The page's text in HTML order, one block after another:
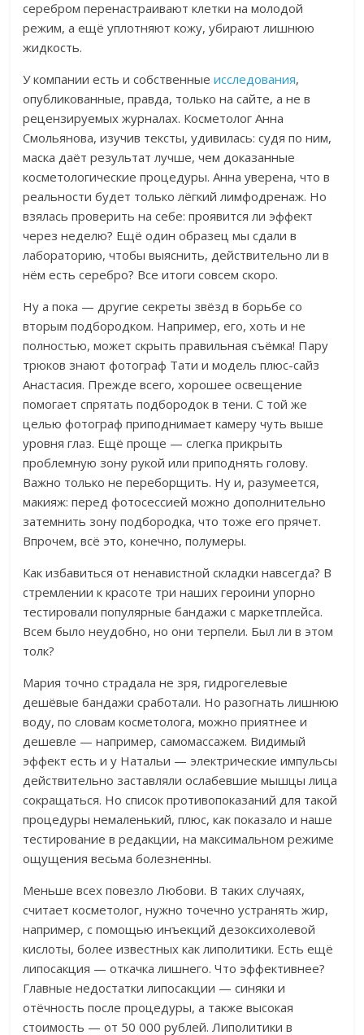
серебром перенастраивают клетки на молодой
режим, а ещё уплотняют кожу, убирают лишнюю
жидкость.
У компании есть и собственныеисследования,
опубликованные, правда, только на сайте, а не в
рецензируемых журналах. Косметолог Анна
Смольянова, изучив тексты, удивилась: судя по ним,
маска даёт результат лучше, чем доказанные
косметологические процедуры.Анна уверена, что в
реальности будет только лёгкий лимфодренаж. Но
взялась проверить на себе: проявится ли эффект
через неделю? Ещё один образец мы сдали в
лабораторию, чтобы выяснить, действительно ли в
нём есть серебро? Все итоги совсем скоро.
Ну а пока — другие секреты звёзд в борьбе со
вторым подбородком. Например, его, хоть и не
полностью, может скрыть правильная съёмка! Пару
трюков знают фотограф Тати и модель плюс-сайз
Анастасия. Прежде всего, хорошее освещение
помогает спрятать подбородок в тени. С той же
целью фотограф приподнимает камеру чуть выше
уровня глаз. Ещё проще — слегка прикрыть
проблемную зону рукой или приподнять голову.
Важно только не переборщить. Ну и, разумеется,
макияж: перед фотосессией можно дополнительно
затемнить зону подбородка, что тоже его прячет.
Впрочем, всё это, конечно, полумеры.
Как избавиться от ненавистной складки навсегда? В
стремлении к красоте три нашихгероини упорно
тестировали популярные бандажи с маркетплейса.
Всем было неудобно, но они терпели. Был ли в этом
толк?
Мария точно страдала не зря, гидрогелевые
дешёвые бандажи сработали. Но разогнать лишнюю
воду, по словам косметолога, можно приятнее и
дешевле — например, самомассажем. Видимый
эффект есть и у Натальи — электрические импульсы
действительно заставляли ослабевшие мышцы лица
сокращаться. Но список противопоказаний для такой
процедуры немаленький, плюс, как показало и наше
тестирование в редакции, на максимальном режиме
ощущения весьма болезненны.
Меньше всех повезло Любови. В таких случаях,
считает косметолог, нужно точечно устранять жир,
например, с помощью инъекций дезоксихолевой
кислоты, более известных как липолитики. Есть ещё
липосакция — откачка лишнего. Что эффективнее?
Главные недостатки липосакции — синяки и
отёчность после процедуры, а также высокая
стоимость —от 50 000 рублей. Липолитики в